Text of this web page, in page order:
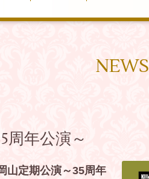
NEWS
周年公演～
山定期公演～35周年